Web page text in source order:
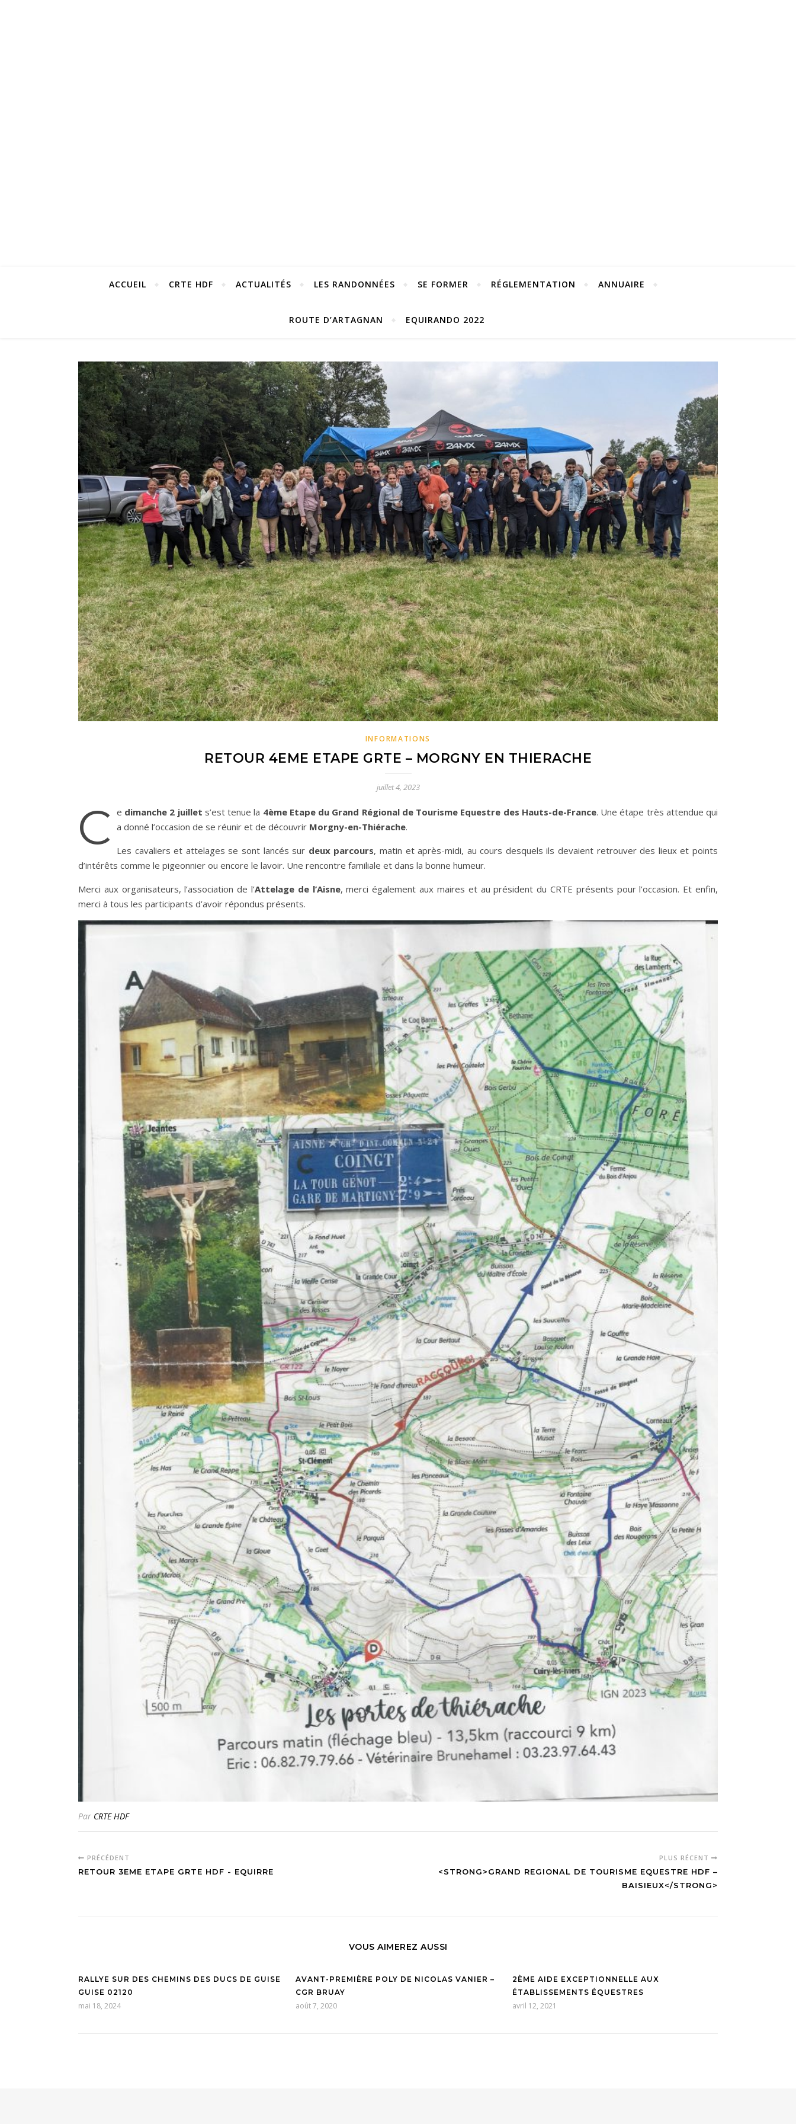
ACCUEIL CRTE HDF ACTUALITÉS LES RANDONNÉES SE FORMER RÉGLEMENTATION ANNUAIRE
ROUTE D’ARTAGNAN EQUIRANDO 2022
INFORMATIONS
RETOUR 4EME ETAPE GRTE – MORGNY EN THIERACHE
juillet 4, 2023
C e dimanche 2 juillet s’est tenue la 4ème Etape du Grand Régional de Tourisme Equestre des Hauts-de-France. Une étape très attendue qui
a donné l’occasion de se réunir et de découvrir Morgny-en-Thiérache.
Les cavaliers et attelages se sont lancés sur deux parcours, matin et après-midi, au cours desquels ils devaient retrouver des lieux et points
d’intérêts comme le pigeonnier ou encore le lavoir. Une rencontre familiale et dans la bonne humeur.
Merci aux organisateurs, l’association de l’Attelage de l’Aisne, merci également aux maires et au président du CRTE présents pour l’occasion. Et enfin,
merci à tous les participants d’avoir répondus présents.
Par CRTE HDF
PRÉCÉDENT
RETOUR 3EME ETAPE GRTE HDF - EQUIRRE
PLUS RÉCENT
<STRONG>GRAND REGIONAL DE TOURISME EQUESTRE HDF –
BAISIEUX</STRONG>
VOUS AIMEREZ AUSSI
RALLYE SUR DES CHEMINS DES DUCS DE GUISE
GUISE 02120
mai 18, 2024
AVANT-PREMIÈRE POLY DE NICOLAS VANIER –
CGR BRUAY
août 7, 2020
2ÈME AIDE EXCEPTIONNELLE AUX
ÉTABLISSEMENTS ÉQUESTRES
avril 12, 2021